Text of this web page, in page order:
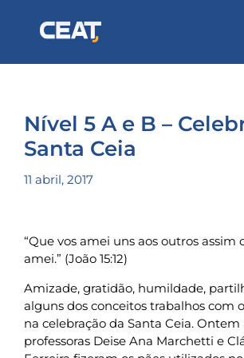
Nível 5 A e B –
Santa Ceia
11 abril, 2017
“Que vos amei uns aos outros assim
amei.” (João 15:12)
Amizade, gratidão, humildade,
alguns dos conceitos trabalhos com
na celebração da Santa Ceia.
professoras Deise Ana Marchetti e